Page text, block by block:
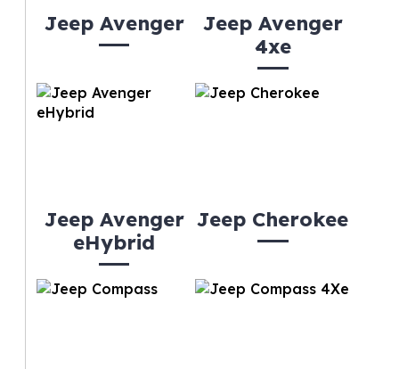
Jeep Avenger
Jeep Avenger
4xe
Jeep Avenger
eHybrid
Jeep Cherokee